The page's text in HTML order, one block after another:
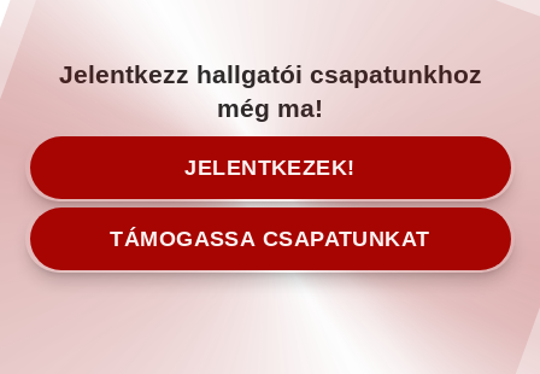
Jelentkezz hallgatói csapatunkhoz
még ma!
JELENTKEZEK!
TÁMOGASSA CSAPATUNKAT